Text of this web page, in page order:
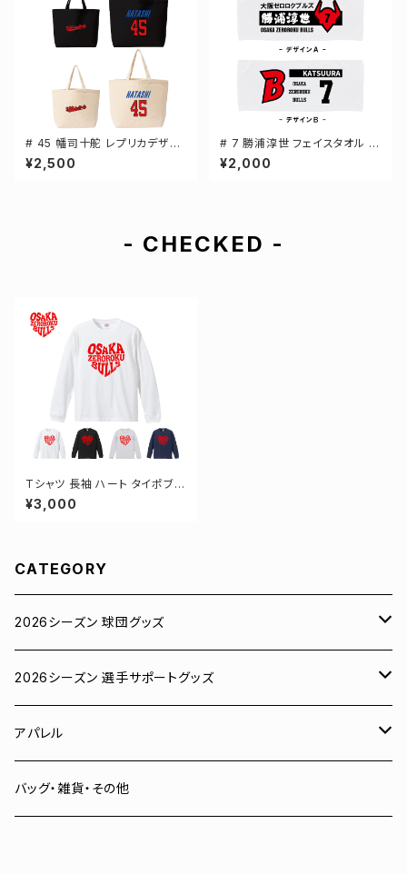
# 45 幡司十舵 レプリカデザイ
ン 選手還元 キャンバストートバ
ッグ 2カラー MLサイズ 00077
¥2,500
# 7 勝浦淳世 フェイスタオル 選
手還元 2デザイン FT0144
¥2,000
- CHECKED -
Tシャツ 長袖 ハート タイポブラ
フィー 4カラー ゼロクロ ゼロロ
ククロージング S-XXLサイズ 1
¥3,000
CATEGORY
2026シーズン 球団グッズ
ユニフォーム
Tシャツ
スウェット
2026シーズン 選手サポートグッズ
# 00 蓮
# 0 岡田竜汰
アパレル
スウェット・パーカー
バッグ・雑貨・その他